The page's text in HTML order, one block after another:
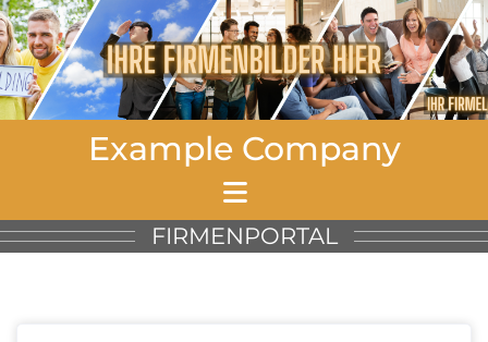
Example Company
FIRMENPORTAL